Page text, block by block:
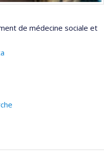
de médecine sociale et